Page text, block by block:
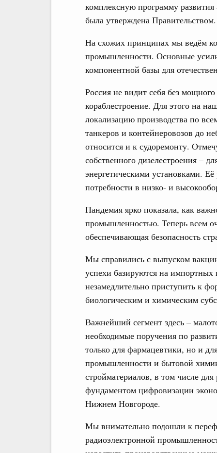
комплексную программу развития
была утверждена Правительством.
На схожих принципах мы ведём
промышленности. Основные
компонентной базы для
Россия не видит себя без
кораблестроение. Для этого на
локализацию производства по
танкеров и контейнеровозов до
относится и к судоремонту.
собственного дизелестроения –
энергетическими установками.
потребности в низко- и
Пандемия ярко показала, как
промышленностью. Теперь всем
обеспечивающая безопасность
Мы справились с выпуском
успехи базируются на импортных
незамедлительно приступить к
биологическим и химическим
Важнейший сегмент здесь –
необходимые поручения по
только для фармацевтики, но и
промышленности и бытовой
стройматериалов, в том числе для
фундаментом цифровизации
Нижнем Новгороде.
Мы внимательно подошли к
радиоэлектронной